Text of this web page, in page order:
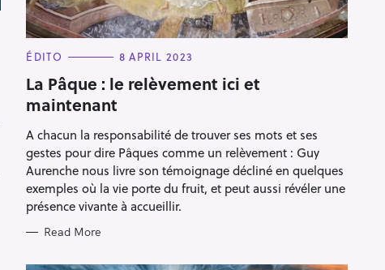
C
T
E
G
O
I
S
ÉDITO 8 APRIL 2023
La Pâque : le relèvement ici et
maintenant
A chacun la responsabilité de trouver ses mots et ses
gestes pour dire Pâques comme un relèvement : Guy
Aurenche nous livre son témoignage décliné en quelques
exemples où la vie porte du fruit, et peut aussi révéler une
présence vivante à accueillir.
Read More